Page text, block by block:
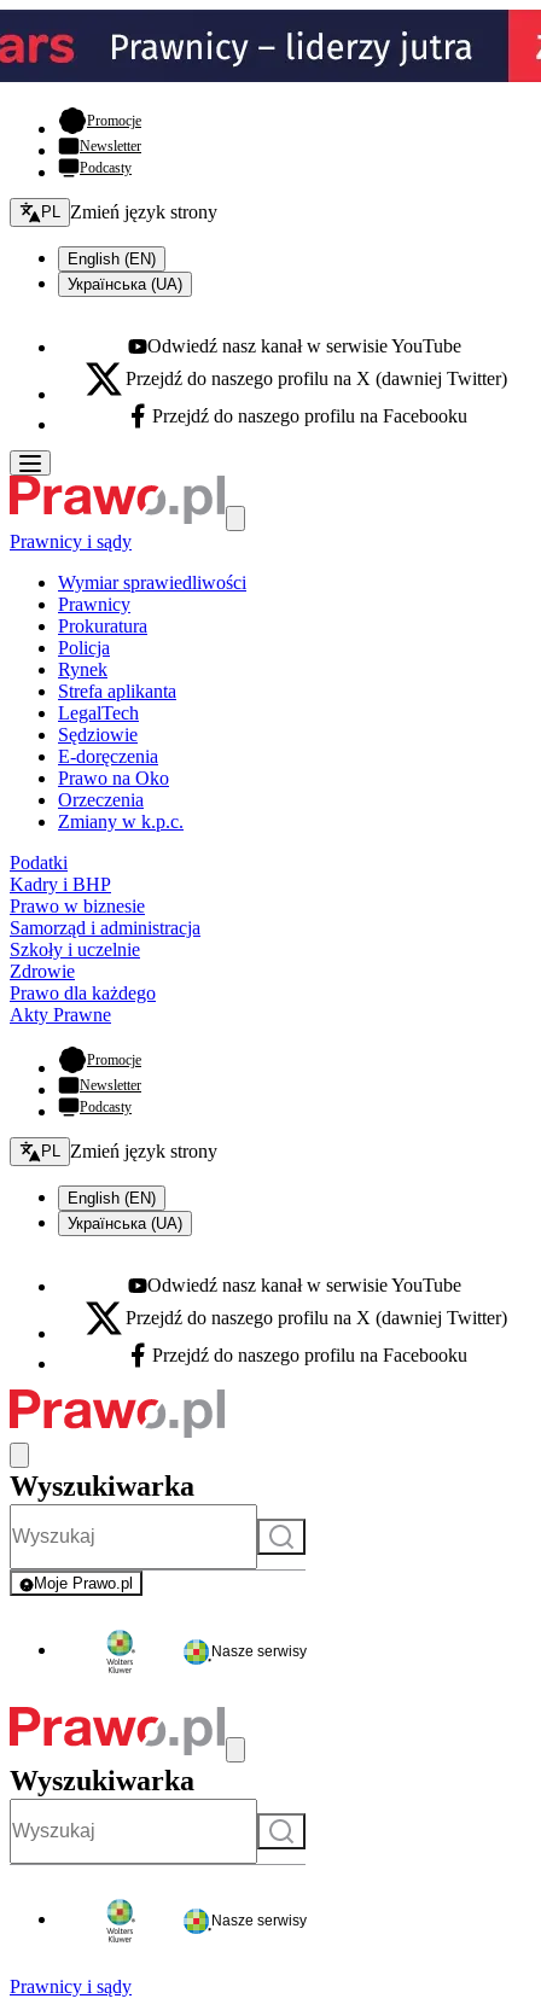
Promocje- otwiera się w nowej karcie
Newsletter
Podcasty
Zmień język - bieżący:
PL Zmień język strony
English (EN)
Українська (UA)
Youtube - otwiera się w nowej karcie
Odwiedź nasz kanał w serwisie YouTube
X - otwiera się w nowej karcie
Przejdź do naszego profilu na X (dawniej Twitter)
Facebook - otwiera się w nowej karcie
Przejdź do naszego profilu na Facebooku
Prawnicy i sądy
Wymiar sprawiedliwości
Prawnicy
Prokuratura
Policja
Rynek
Strefa aplikanta
LegalTech
Sędziowie
E-doręczenia
Prawo na Oko
Orzeczenia
Zmiany w k.p.c.
Podatki
Kadry i BHP
Prawo w biznesie
Samorząd i administracja
Szkoły i uczelnie
Zdrowie
Prawo dla każdego
Akty Prawne
Promocje- otwiera się w nowej karcie
Newsletter
Podcasty
Zmień język - bieżący:
PL Zmień język strony
English (EN)
Українська (UA)
Youtube - otwiera się w nowej karcie
Odwiedź nasz kanał w serwisie YouTube
X - otwiera się w nowej karcie
Przejdź do naszego profilu na X (dawniej Twitter)
Facebook - otwiera się w nowej karcie
Przejdź do naszego profilu na Facebooku
Wyszukiwarka
Szukaj
Moje Prawo.pl
- rejestracja i logowanie do serwisu
Nasze serwisy
Wyszukiwarka
Szukaj
Nasze serwisy
Prawnicy i sądy